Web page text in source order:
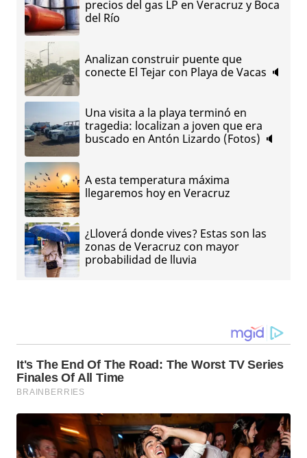
precios del gas LP en Veracruz y Boca
del Río
Analizan construir puente que
conecte El Tejar con Playa de Vacas 🔈
Una visita a la playa terminó en
tragedia: localizan a joven que era
buscado en Antón Lizardo (Fotos) 🔈
A esta temperatura máxima
llegaremos hoy en Veracruz
¿Lloverá donde vives? Estas son las
zonas de Veracruz con mayor
probabilidad de lluvia